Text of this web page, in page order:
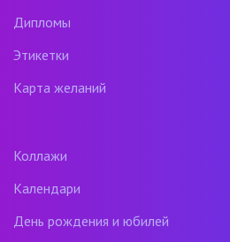
Дипломы
Этикетки
Карта желаний
Коллажи
Календари
День рождения и юбилей